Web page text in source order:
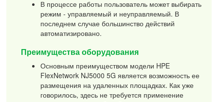
В процессе работы пользователь может выбирать
режим - управляемый и неуправляемый. В
последнем случае большинство действий
автоматизировано.
Преимущества оборудования
Основным преимуществом модели HPE
FlexNetwork NJ5000 5G является возможность ее
размещения на удаленных площадках. Как уже
говорилось, здесь не требуется применение